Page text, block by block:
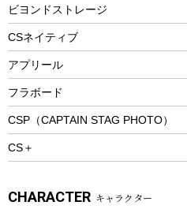
防寒ウェア
トレッキング
トレッキングアクセサリー
プレイグッズ
ウェルネス
ウェア、タオル
ビヨンドストレージ
CSネイティブ
アプリール
フラボード
CSP（CAPTAIN STAG PHOTO）
CS＋
CHARACTER キャラクター